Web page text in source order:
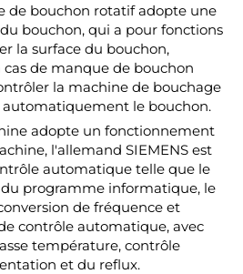
de bouchon rotatif adopte une
bouchon, qui a pour fonctions
la surface du bouchon,
de manque de bouchon
la machine de bouchage
le bouchon.
adopte un fonctionnement
l'allemand SIEMENS est
automatique telle que le
programme informatique, le
de fréquence et
contrôle automatique, avec
température, contrôle
et du reflux.